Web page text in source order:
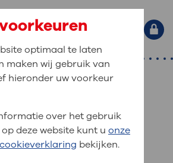
navigatie
u naar op zoek?
, MijnOLVG ,Digitalisering
van OLVG. In
optimaal te laten
maken wij gebruik van
hieronder uw voorkeur
over het gebruik
deze website kunt u onze
bekijken.